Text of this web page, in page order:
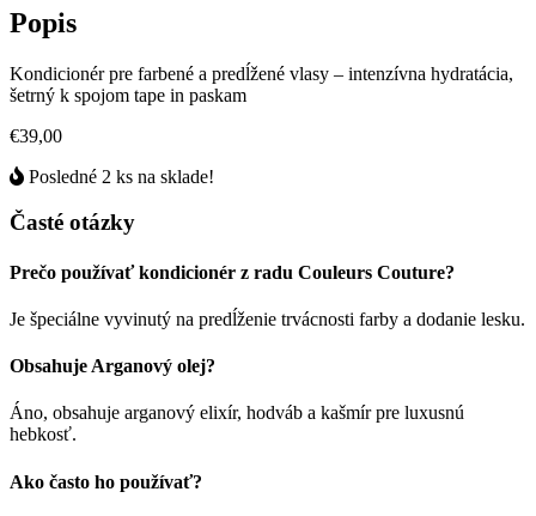
Popis
Kondicionér pre farbené a predĺžené vlasy – intenzívna hydratácia,
šetrný k spojom tape in paskam
€39,00
Posledné 2 ks na sklade!
Časté otázky
Prečo používať kondicionér z radu Couleurs Couture?
Je špeciálne vyvinutý na predĺženie trvácnosti farby a dodanie lesku.
Obsahuje Arganový olej?
Áno, obsahuje arganový elixír, hodváb a kašmír pre luxusnú
hebkosť.
Ako často ho používať?